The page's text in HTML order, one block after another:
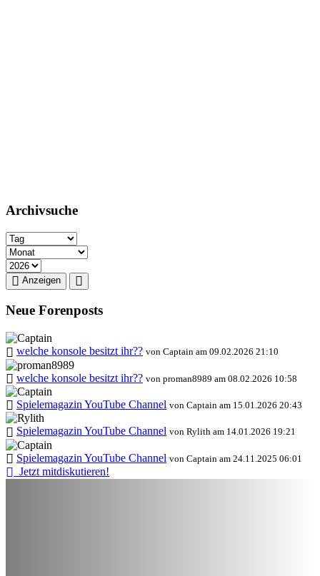
Archivsuche
Anzeigen
Neue Forenposts
welche konsole besitzt ihr?? von Captain am 09.02.2026 21:10
welche konsole besitzt ihr?? von proman8989 am 08.02.2026 10:58
Spielemagazin YouTube Channel von Captain am 15.01.2026 20:43
Spielemagazin YouTube Channel von Rylith am 14.01.2026 19:21
Spielemagazin YouTube Channel von Captain am 24.11.2025 06:01
Jetzt mitdiskutieren!